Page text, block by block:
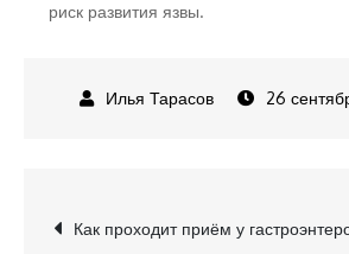
риск развития язвы.
26
Навигация
Как проходит приём у